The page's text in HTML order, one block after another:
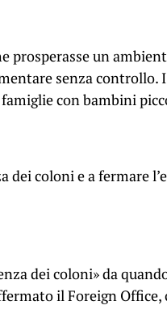
prosperasse un
senza controllo.
con bambini
coloni e a fermare
dei coloni» da
il Foreign